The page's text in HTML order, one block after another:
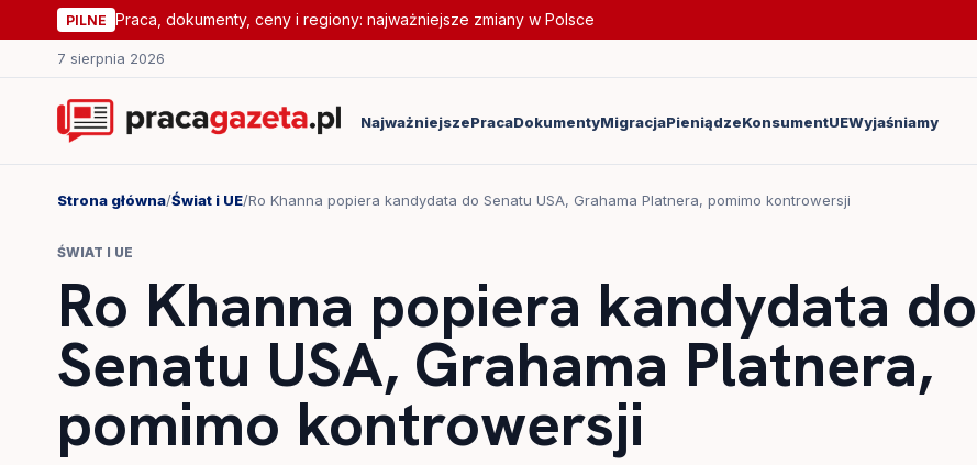
PILNE Praca, dokumenty, ceny i regiony: najważniejsze zmiany w Polsce
7 sierpnia 2026
NajważniejszePracaDokumentyMigracjaPieniądzeKonsumentUEWyjaśniamy
Strona główna/Świat i UE/Ro Khanna popiera kandydata do Senatu USA, Grahama Platnera, pomimo kontrowersji
ŚWIAT I UE
Ro Khanna popiera kandydata do
Senatu USA, Grahama Platnera,
pomimo kontrowersji